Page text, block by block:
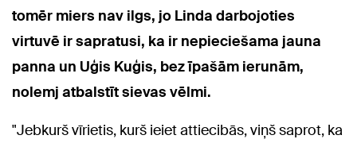
tomēr miers nav ilgs, jo Linda darbojoties
virtuvē ir sapratusi, ka ir nepieciešama jauna
panna un Uģis Kuģis, bez īpašām ierunām,
nolemj atbalstīt sievas vēlmi.
"Jebkurš vīrietis, kurš ieiet attiecibās, viņš saprot, ka